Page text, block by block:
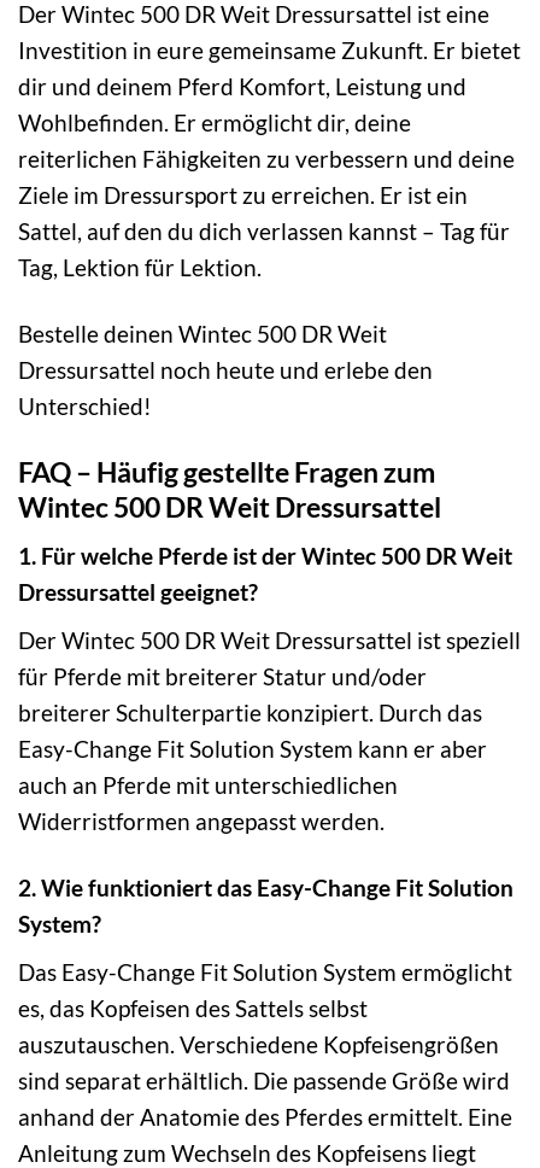
Der Wintec 500 DR Weit Dressursattel ist eine
Investition in eure gemeinsame Zukunft. Er bietet
dir und deinem Pferd Komfort, Leistung und
Wohlbefinden. Er ermöglicht dir, deine
reiterlichen Fähigkeiten zu verbessern und deine
Ziele im Dressursport zu erreichen. Er ist ein
Sattel, auf den du dich verlassen kannst – Tag für
Tag, Lektion für Lektion.
Bestelle deinen Wintec 500 DR Weit
Dressursattel noch heute und erlebe den
Unterschied!
FAQ – Häufig gestellte Fragen zum
Wintec 500 DR Weit Dressursattel
1. Für welche Pferde ist der Wintec 500 DR Weit
Dressursattel geeignet?
Der Wintec 500 DR Weit Dressursattel ist speziell
für Pferde mit breiterer Statur und/oder
breiterer Schulterpartie konzipiert. Durch das
Easy-Change Fit Solution System kann er aber
auch an Pferde mit unterschiedlichen
Widerristformen angepasst werden.
2. Wie funktioniert das Easy-Change Fit Solution
System?
Das Easy-Change Fit Solution System ermöglicht
es, das Kopfeisen des Sattels selbst
auszutauschen. Verschiedene Kopfeisengrößen
sind separat erhältlich. Die passende Größe wird
anhand der Anatomie des Pferdes ermittelt. Eine
Anleitung zum Wechseln des Kopfeisens liegt